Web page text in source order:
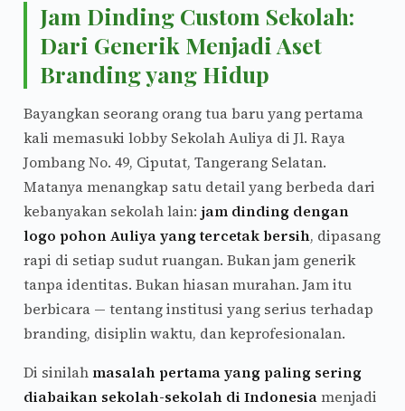
Jam Dinding Custom Sekolah:
Dari Generik Menjadi Aset
Branding yang Hidup
Bayangkan seorang orang tua baru yang pertama
kali memasuki lobby Sekolah Auliya di Jl. Raya
Jombang No. 49, Ciputat, Tangerang Selatan.
Matanya menangkap satu detail yang berbeda dari
kebanyakan sekolah lain: jam dinding dengan
logo pohon Auliya yang tercetak bersih, dipasang
rapi di setiap sudut ruangan. Bukan jam generik
tanpa identitas. Bukan hiasan murahan. Jam itu
berbicara — tentang institusi yang serius terhadap
branding, disiplin waktu, dan keprofesionalan.
Di sinilah masalah pertama yang paling sering
diabaikan sekolah-sekolah di Indonesiamenjadi